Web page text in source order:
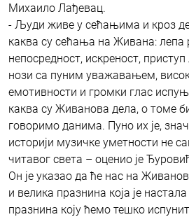
Михаило Лађевац.
- Људи живе у сећањима и кроз
каква су сећања на Живана: лепа
непосредност, искреност,
нози са пуним уважавањем, висок
емотивности и громки глас
каква су Живанова дела, о томе
говоримо данима. Пуно их је,
историји музичке уметности не
читавог света – оценио је
Он је указао да ће нас на
и велика празнина која је
празнина коју ћемо тешко